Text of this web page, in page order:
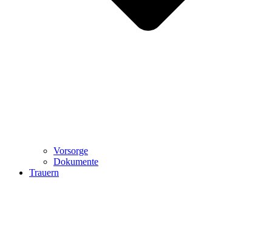
Vorsorge
Dokumente
Trauern